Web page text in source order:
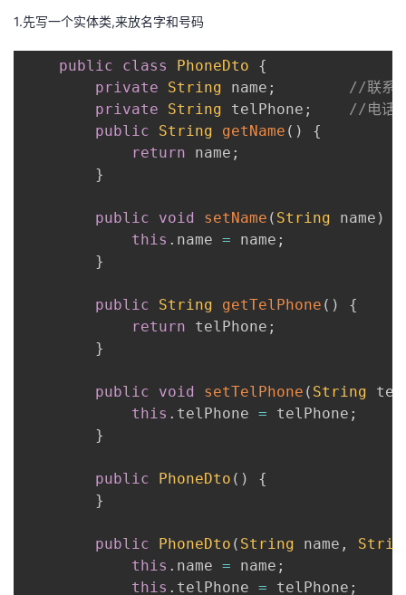
者
支
1.先写一个实体类,来放名字和号码
public class PhoneDto
{
private
String name ;
//联系
private
String telPhone ;
//电话
public
String getName ( )
{
return name ;
}
public void setName ( String name )
this . name = name ;
}
public String getTelPhone ( )
{
return telPhone ;
}
public void setTelPhone ( String
this . telPhone = telPhone ;
}
public PhoneDto ( )
{
}
public PhoneDto ( String name ,
this . name = name ;
this . telPhone = telPhone ;